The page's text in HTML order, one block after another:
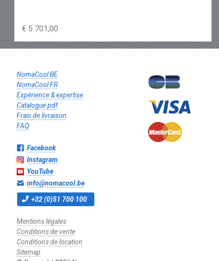
€ 5 701,00
NomaCool BE
NomaCool FR
Expérience & expertise
Catalogue pdf
Frais de livraison
FAQ
Facebook
Instagram
YouTube
info@nomacool.be
+32 (0)51 700 100
Mentions légales
Conditions de vente
Conditions de location
Sitemap